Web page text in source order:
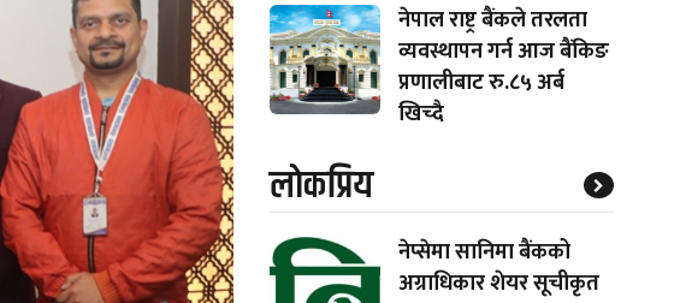
नेपाल राष्ट्र बैंकले तरलता
व्यवस्थापन गर्न आज बैंकिङ
प्रणालीबाट रु.८५ अर्ब
खिच्दै
लाेकप्रिय
नेप्सेमा सानिमा बैंकको
अग्राधिकार शेयर सूचीकृत